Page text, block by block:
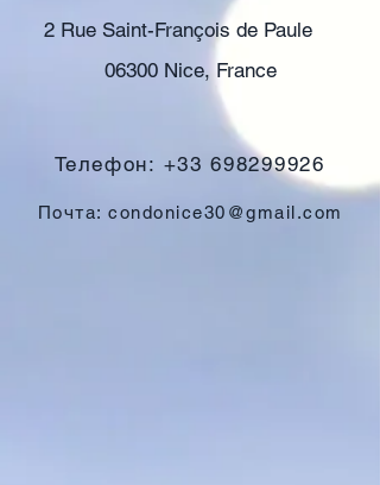
2 Rue Saint-François de Paule
06300 Nice, France
Телефон: +33 698299926
Почта: condonice30@gmail.com